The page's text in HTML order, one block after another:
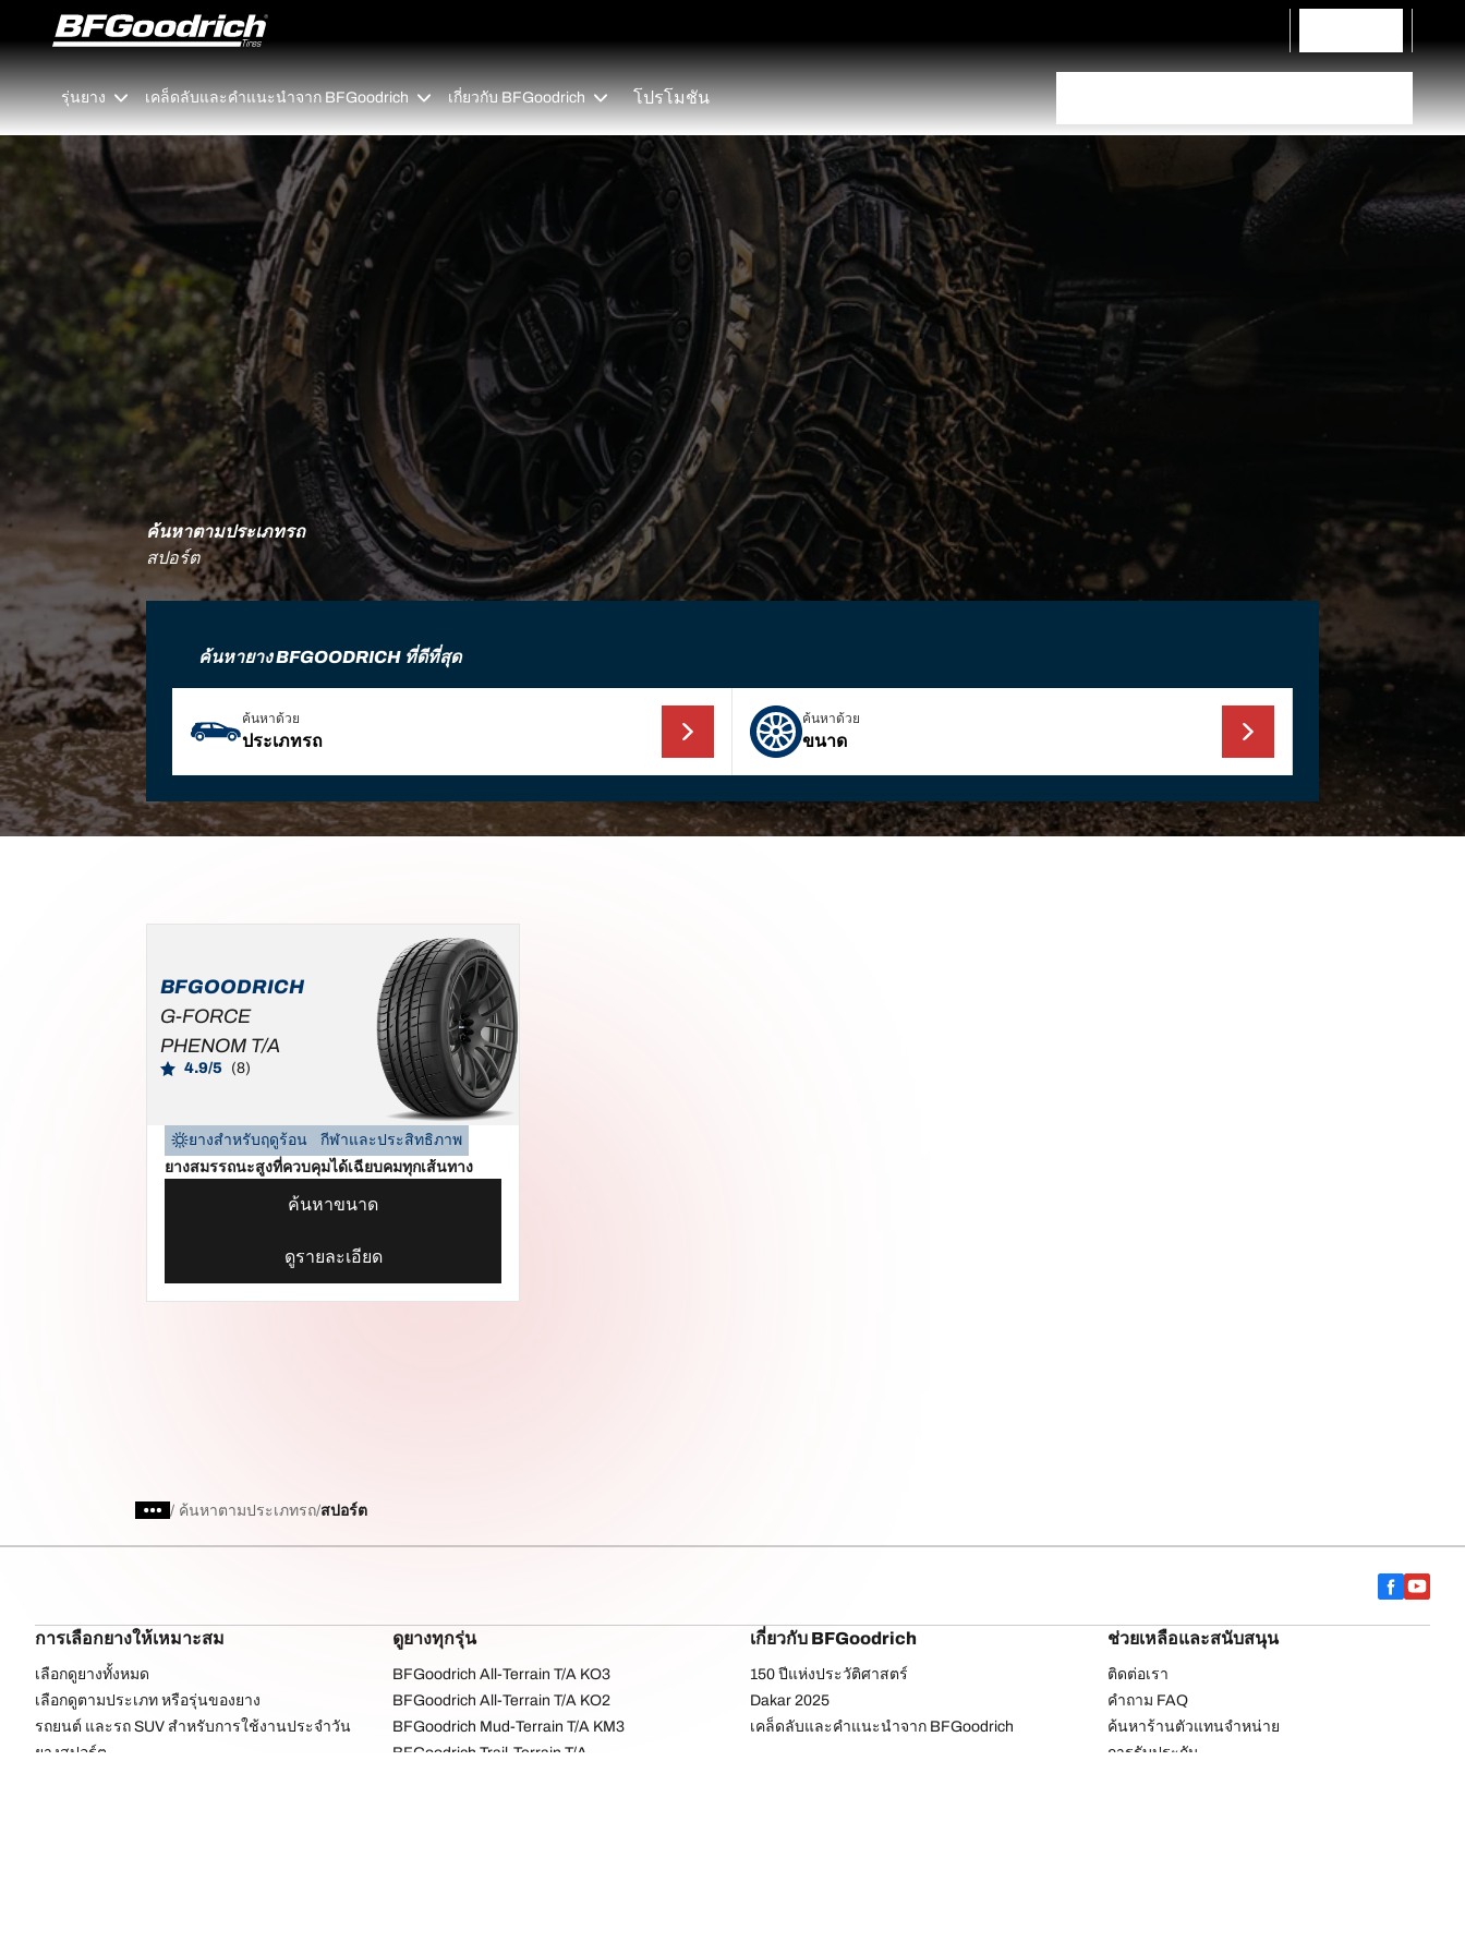
Go to page content
Go to page navigation
รุ่นยาง เคล็ดลับและคำแนะนำจาก BFGoodrich เกี่ยวกับ BFGoodrich โปรโมชัน
ค้นหาตามประเภทรถ
สปอร์ต
ค้นหายาง BFGOODRICH ที่ดีที่สุด
ค้นหาด้วย
ประเภทรถ
ค้นหาด้วย
ขนาด
BFGOODRICH
G-FORCE
PHENOM T/A
4.9/5 (8)
ยางสำหรับฤดูร้อน
กีฬาและประสิทธิภาพ
ยางสมรรถนะสูงที่ควบคุมได้เฉียบคมทุกเส้นทาง
ค้นหาขนาด
ดูรายละเอียด
/ ค้นหาตามประเภทรถ สปอร์ต
การเลือกยางให้เหมาะสม
เลือกดูยางทั้งหมด
เลือกดูตามประเภท หรือรุ่นของยาง
รถยนต์ และรถ SUV สำหรับการใช้งานประจำวัน
ยางสปอร์ต
ดูยางทุกรุ่น
BFGoodrich All-Terrain T/A KO3
BFGoodrich All-Terrain T/A KO2
BFGoodrich Mud-Terrain T/A KM3
BFGoodrich Trail-Terrain T/A
เกี่ยวกับ BFGoodrich
150 ปีแห่งประวัติศาสตร์
Dakar 2025
เคล็ดลับและคำแนะนำจาก BFGoodrich
ช่วยเหลือและสนับสนุน
ติดต่อเรา
คำถาม FAQ
ค้นหาร้านตัวแทนจำหน่าย
การรับประกัน